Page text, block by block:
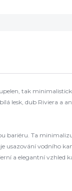
tak
lesk, dub Riviera a
bariéru. Ta
usazování vodního
a elegantní vzhled